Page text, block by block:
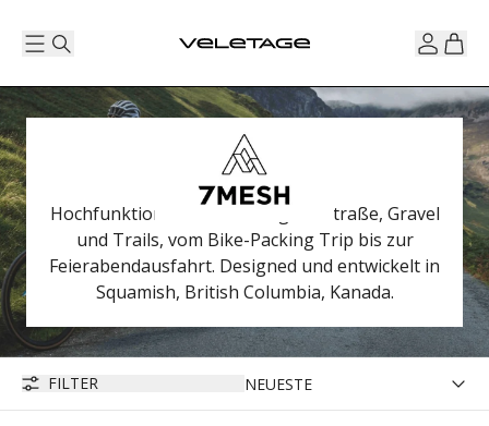
Hochfunktionelle Bekleidung für Straße, Gravel
und Trails, vom Bike-Packing Trip bis zur
Feierabendausfahrt. Designed und entwickelt in
Squamish, British Columbia, Kanada.
FILTER